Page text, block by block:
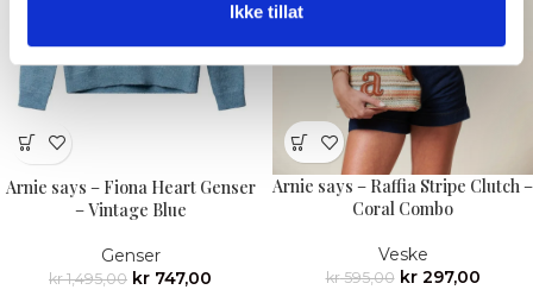
Ikke tillat
Arnie says – Fiona Heart Genser
– Vintage Blue
Genser
kr1,495,00 kr 747,00
Arnie says – Raffia Stripe Clutch –
Coral Combo
Veske
kr595,00 kr297,00